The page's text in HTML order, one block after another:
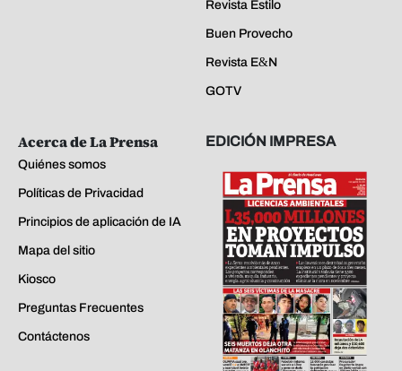
Revista Estilo
Buen Provecho
Revista E&N
GOTV
Acerca de La Prensa
Quiénes somos
Políticas de Privacidad
Principios de aplicación de IA
Mapa del sitio
Kiosco
Preguntas Frecuentes
Contáctenos
EDICIÓN IMPRESA